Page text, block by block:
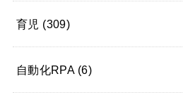
育児 (309)
自動化RPA (6)